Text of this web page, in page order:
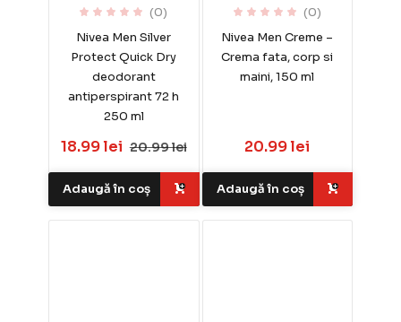
(0)
Nivea Men Silver
Protect Quick Dry
deodorant
antiperspirant 72 h
250 ml
18.99 lei 20.99 lei
Adaugă în coș
(0)
Nivea Men Creme –
Crema fata, corp si
maini, 150 ml
20.99 lei
Adaugă în coș